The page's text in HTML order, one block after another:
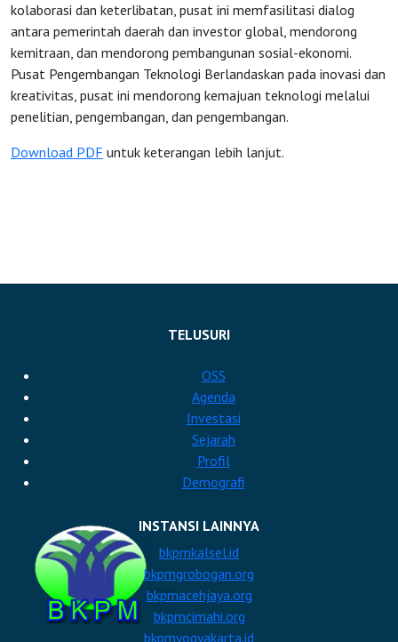
kolaborasi dan keterlibatan, pusat ini memfasilitasi dialog
antara pemerintah daerah dan investor global, mendorong
kemitraan, dan mendorong pembangunan sosial-ekonomi.
Pusat Pengembangan Teknologi Berlandaskan pada inovasi dan
kreativitas, pusat ini mendorong kemajuan teknologi melalui
penelitian, pengembangan, dan pengembangan.
Download PDF untuk keterangan lebih lanjut.
TELUSURI
OSS
Agenda
Investasi
Sejarah
Profil
Demografi
INSTANSI LAINNYA
bkpmkalsel.id
bkpmgrobogan.org
bkpmacehjaya.org
bkpmcimahi.org
bkpmyogyakarta.id